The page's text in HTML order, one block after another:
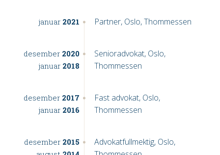
januar 2021 Partner, Oslo, Thommessen
desember 2020
januar 2018
Senioradvokat, Oslo,
Thommessen
desember 2017
januar 2016
Fast advokat, Oslo,
Thommessen
desember 2015
Advokatfullmektig, Oslo,